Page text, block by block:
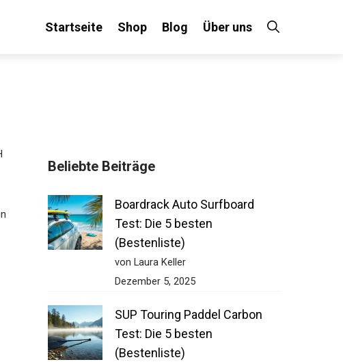
Startseite Shop Blog Über uns
Beliebte Beiträge
Boardrack Auto Surfboard
Test: Die 5 besten
(Bestenliste)
von Laura Keller
Dezember 5, 2025
SUP Touring Paddel Carbon
Test: Die 5 besten
(Bestenliste)